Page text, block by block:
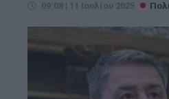
09:08 | 11 Ιουλίου 2025